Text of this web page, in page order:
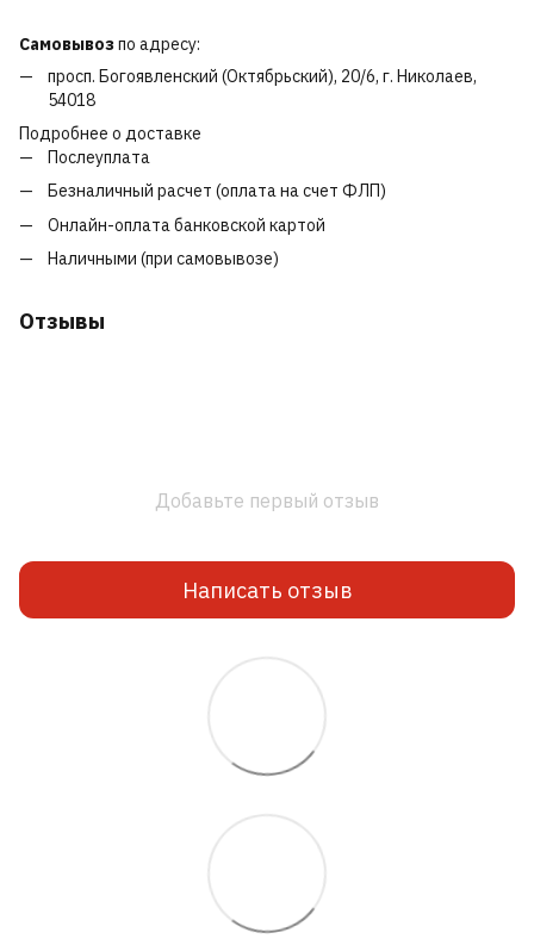
Самовывозпо адресу:
просп. Богоявленский (Октябрьский), 20/6, г. Николаев,
54018
Подробнее о доставке
Послеуплата
Безналичный расчет (оплата на счет ФЛП)
Онлайн-оплата банковской картой
Наличными (при самовывозе)
Отзывы
Добавьте первый отзыв
Написать отзыв